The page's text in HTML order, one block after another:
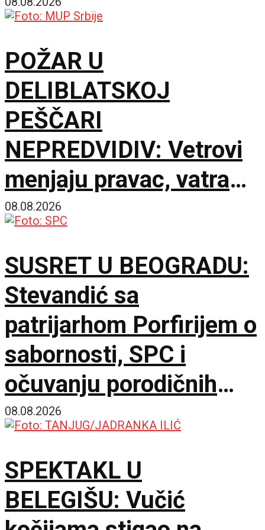
POŽAR U
DELIBLATSKOJ
PEŠČARI
NEPREDVIDIV: Vetrovi
menjaju pravac, vatra
zahvatila oko 1.500
08.08.2026
SUSRET U BEOGRADU:
Stevandić sa
patrijarhom Porfirijem o
sabornosti, SPC i
očuvanju porodičnih
vrednosti
08.08.2026
SPEKTAKL U
BELEGIŠU: Vučić